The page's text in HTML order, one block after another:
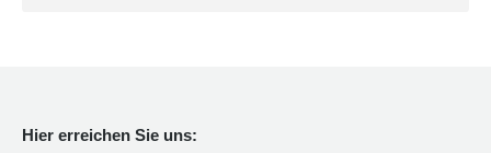
Hier erreichen Sie uns: